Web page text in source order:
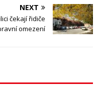
NEXT
čekají řidiče
omezení